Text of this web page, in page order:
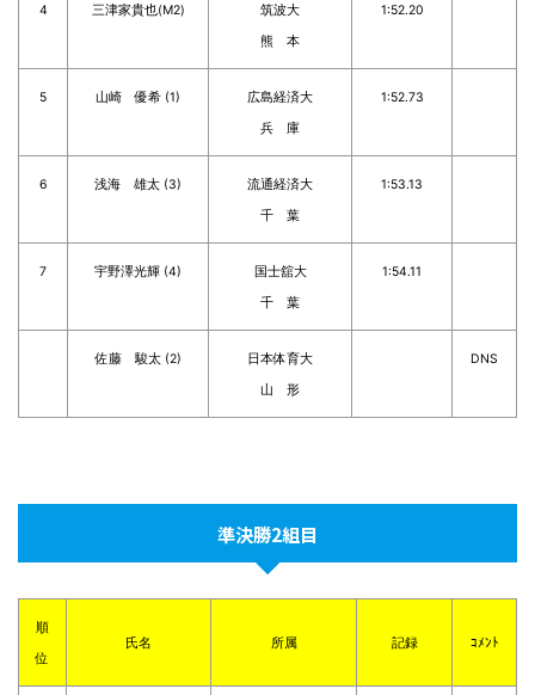
4 三津家貴也(M2)
筑波大
熊 本
1:52.20
5 山崎 優希 (1)
広島経済大
兵 庫
1:52.73
6 浅海 雄太 (3)
流通経済大
千 葉
1:53.13
7 宇野澤光輝 (4)
国士舘大
千 葉
1:54.11
佐藤 駿太 (2)
日本体育大
山 形
DNS
準決勝2組目
順
位
氏名 所属 記録 ｺﾒﾝﾄ